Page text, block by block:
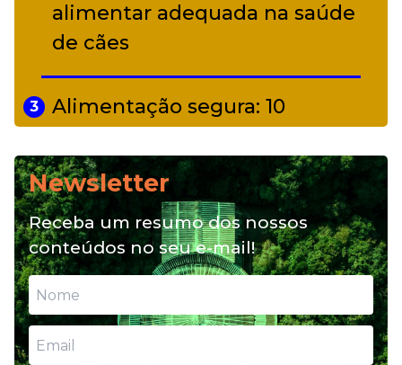
alimentar adequada na saúde
de cães
3
Alimentação segura: 10
4
Alimentação natural e mix
feeding: conheça essas opções
para nutrição do seu pet
Newsletter
Receba um resumo dos nossos
conteúdos no seu e-mail!